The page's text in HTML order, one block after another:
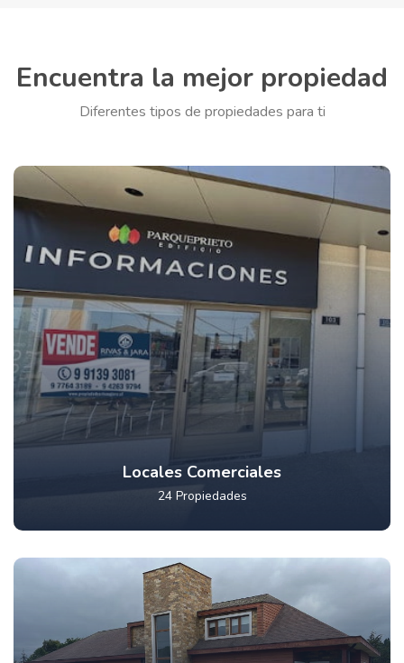
Encuentra la mejor propiedad
Diferentes tipos de propiedades para ti
Locales Comerciales
24 Propiedades